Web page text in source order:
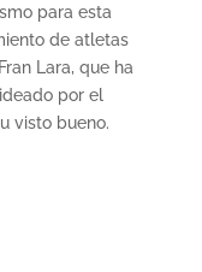
para esta
de atletas
Lara, que ha
por el
visto bueno.